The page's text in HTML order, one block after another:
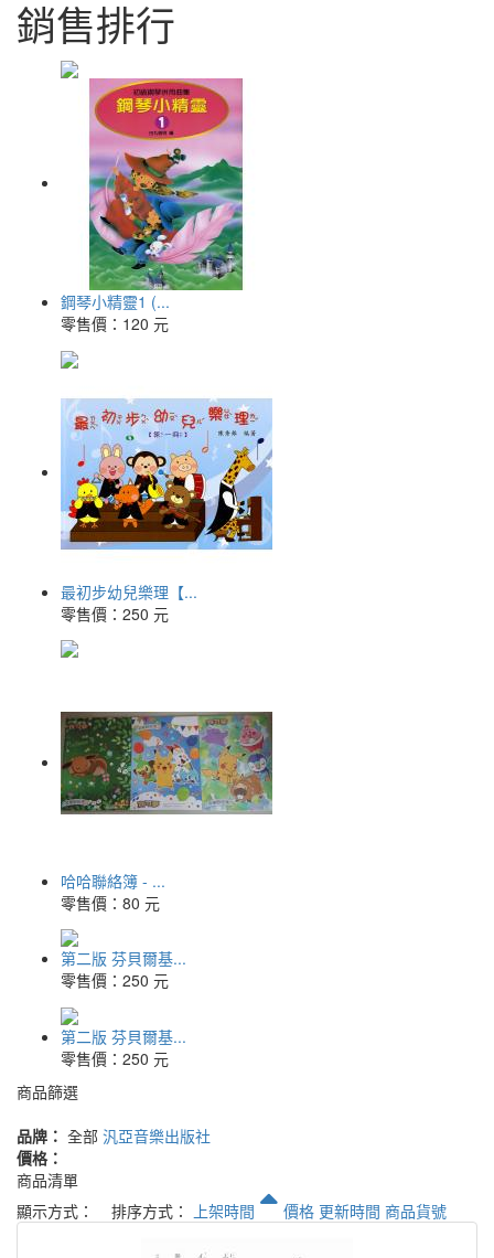
銷售排行
鋼琴小精靈1 (...
零售價： 120 元
最初步幼兒樂理【...
零售價： 250 元
哈哈聯絡簿 - ...
零售價： 80 元
第二版 芬貝爾基...
零售價： 250 元
第二版 芬貝爾基...
零售價： 250 元
商品篩選
品牌： 全部 汎亞音樂出版社
價格：
商品清單
顯示方式：
排序方式： 上架時間 價格 更新時間 商品貨號